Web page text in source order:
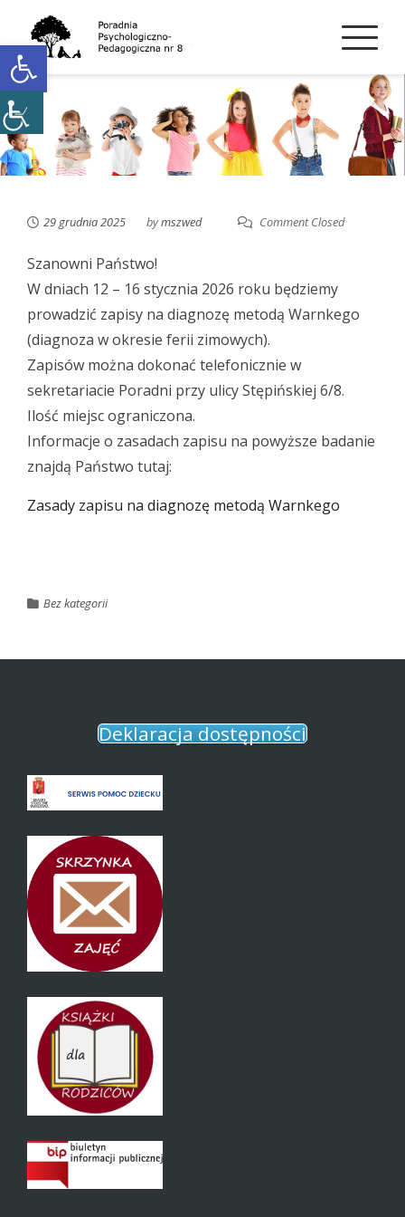
Open toolbar
content
29 grudnia 2025 bymszwed Comment Closed
Szanowni Państwo!
W dniach 12 – 16 stycznia 2026 roku będziemy
prowadzić zapisy na diagnozę metodą Warnkego
(diagnoza w okresie ferii zimowych).
Zapisów można dokonać telefonicznie w
sekretariacie Poradni przy ulicy Stępińskiej 6/8.
Ilość miejsc ograniczona.
Informacje o zasadach zapisu na powyższe badanie
znajdą Państwo tutaj:
Zasady zapisu na diagnozę metodą Warnkego
Bez kategorii
Deklaracja dostępności